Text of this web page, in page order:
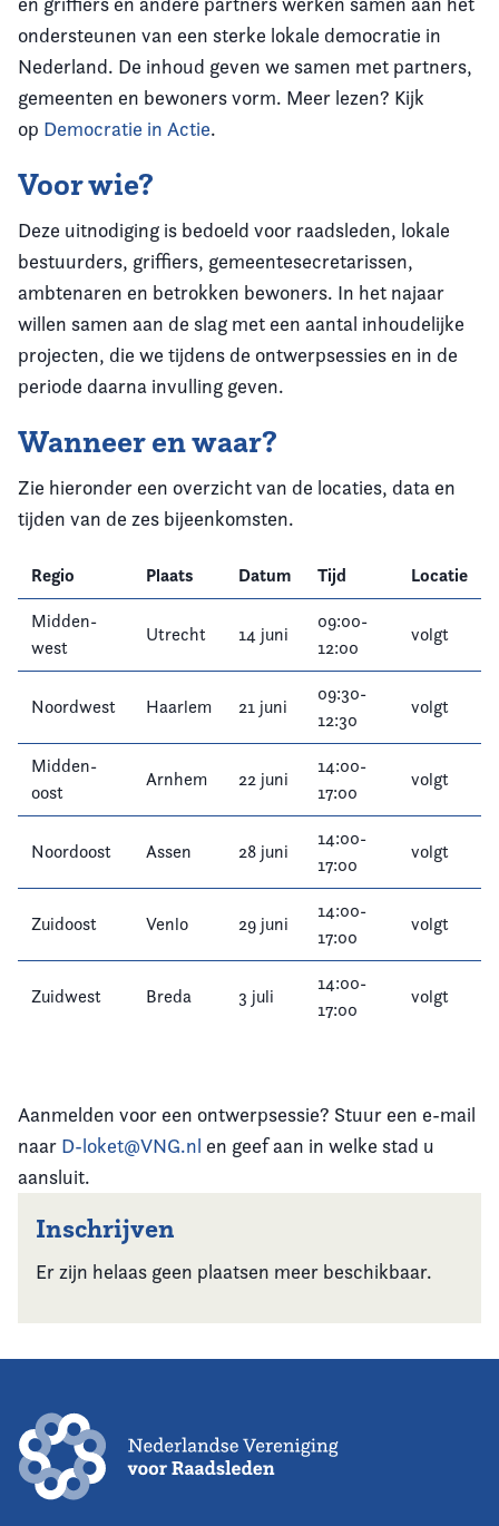
ondersteunen van een sterke lokale democratie in
Nederland. De inhoud geven we samen met partners,
gemeenten en bewoners vorm. Meer lezen? Kijk
op Democratie in Actie.
Voor wie?
Deze uitnodiging is bedoeld voor raadsleden, lokale
bestuurders, griffiers, gemeentesecretarissen,
ambtenaren en betrokken bewoners. In het najaar
willen samen aan de slag met een aantal inhoudelijke
projecten, die we tijdens de ontwerpsessies en in de
periode daarna invulling geven.
Wanneer en waar?
Zie hieronder een overzicht van de locaties, data en
tijden van de zes bijeenkomsten.
Regio Plaats Datum Tijd Locatie
Midden-
west
Utrecht 14 juni
09:00-
12:00
volgt
Noordwest Haarlem 21 juni
09:30-
12:30
volgt
Midden-
oost
Arnhem 22 juni
14:00-
17:00
volgt
Noordoost Assen 28 juni
14:00-
17:00
volgt
Zuidoost Venlo 29 juni
14:00-
17:00
volgt
Zuidwest Breda 3 juli
14:00-
17:00
volgt
Aanmelden voor een ontwerpsessie? Stuur een e-mail
naar D-loket@VNG.nl en geef aan in welke stad u
aansluit.
Inschrijven
Er zijn helaas geen plaatsen meer beschikbaar.